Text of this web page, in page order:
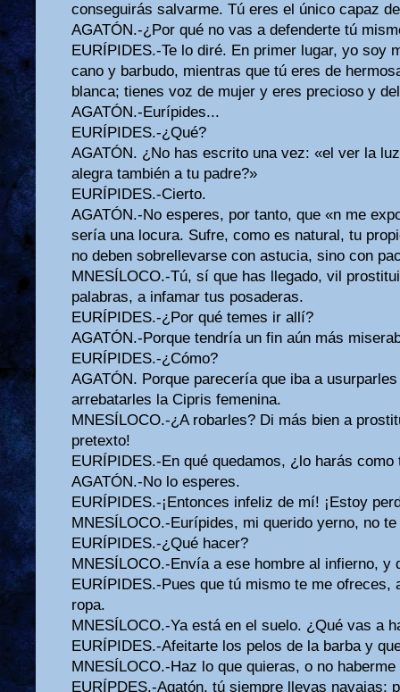
conseguirás salvarme. Tú eres el único capaz
AGATÓN.-¿Por qué no vas a defenderte tú
EURÍPIDES.-Te lo diré. En primer lugar, yo soy
cano y barbudo, mientras que tú eres de
blanca; tienes voz de mujer y eres precioso y
AGATÓN.-Eurípides...
EURÍPIDES.-¿Qué?
AGATÓN. ¿No has escrito una vez: «el ver la
alegra también a tu padre?»
EURÍPIDES.-Cierto.
AGATÓN.-No esperes, por tanto, que «n me
sería una locura. Sufre, como es natural, tu
no deben sobrellevarse con astucia, sino con
MNESÍLOCO.-Tú, sí que has llegado, vil
palabras, a infamar tus posaderas.
EURÍPIDES.-¿Por qué temes ir allí?
AGATÓN.-Porque tendría un fin aún más
EURÍPIDES.-¿Cómo?
AGATÓN. Porque parecería que iba a
arrebatarles la Cipris femenina.
MNESÍLOCO.-¿A robarles? Di más bien a
pretexto!
EURÍPIDES.-En qué quedamos, ¿lo harás como
AGATÓN.-No lo esperes.
EURÍPIDES.-¡Entonces infeliz de mí! ¡Estoy
MNESÍLOCO.-Eurípides, mi querido yerno, no
EURÍPIDES.-¿Qué hacer?
MNESÍLOCO.-Envía a ese hombre al infierno, y
EURÍPIDES.-Pues que tú mismo te me ofreces,
ropa.
MNESÍLOCO.-Ya está en el suelo. ¿Qué vas a
EURÍPIDES.-Afeitarte los pelos de la barba y
MNESÍLOCO.-Haz lo que quieras, o no
EURÍPDES.-Agatón, tú siempre llevas navajas: